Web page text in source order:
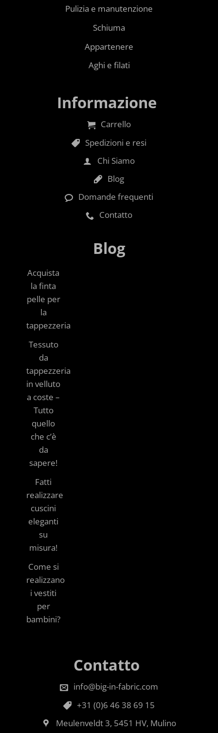
Pulizia e manutenzione
Schiuma
Appartenere
Aghi e filati
Informazione
Carrello
Spedizioni e resi
Chi Siamo
Blog
Domande frequenti
Contatto
Blog
Acquista
la finta
pelle per
la
tappezzeria
Tessuto
da
tappezzeria
in velluto
a coste –
Tutto
quello
che c’è
da
sapere!
Fatti
realizzare
cuscini
eleganti
su
misura!
Come si
realizzano
i vestiti
per
bambini?
Contatto
info@big-in-fabric.com
+31 (0)6 46 38 69 15
Meulenveldt 3, 5451 HV, Mulino